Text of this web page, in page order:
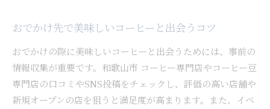
おでかけ先で美味しいコーヒーと出会うコツ
おでかけの際に美味しいコーヒーと出会うためには、事前の
情報収集が重要です。和歌山市 コーヒー専門店やコーヒー豆
専門店の口コミやSNS投稿をチェックし、評価の高い店舗や
新規オープンの店を狙うと満足度が高まります。また、イベ